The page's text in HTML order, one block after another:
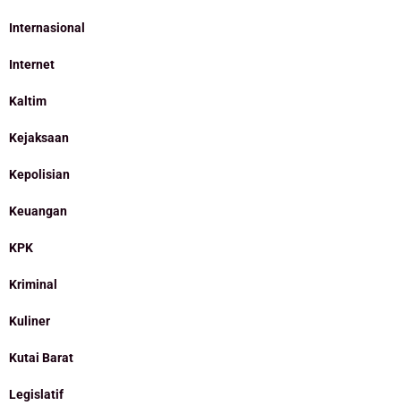
Internasional
Internet
Kaltim
Kejaksaan
Kepolisian
Keuangan
KPK
Kriminal
Kuliner
Kutai Barat
Legislatif